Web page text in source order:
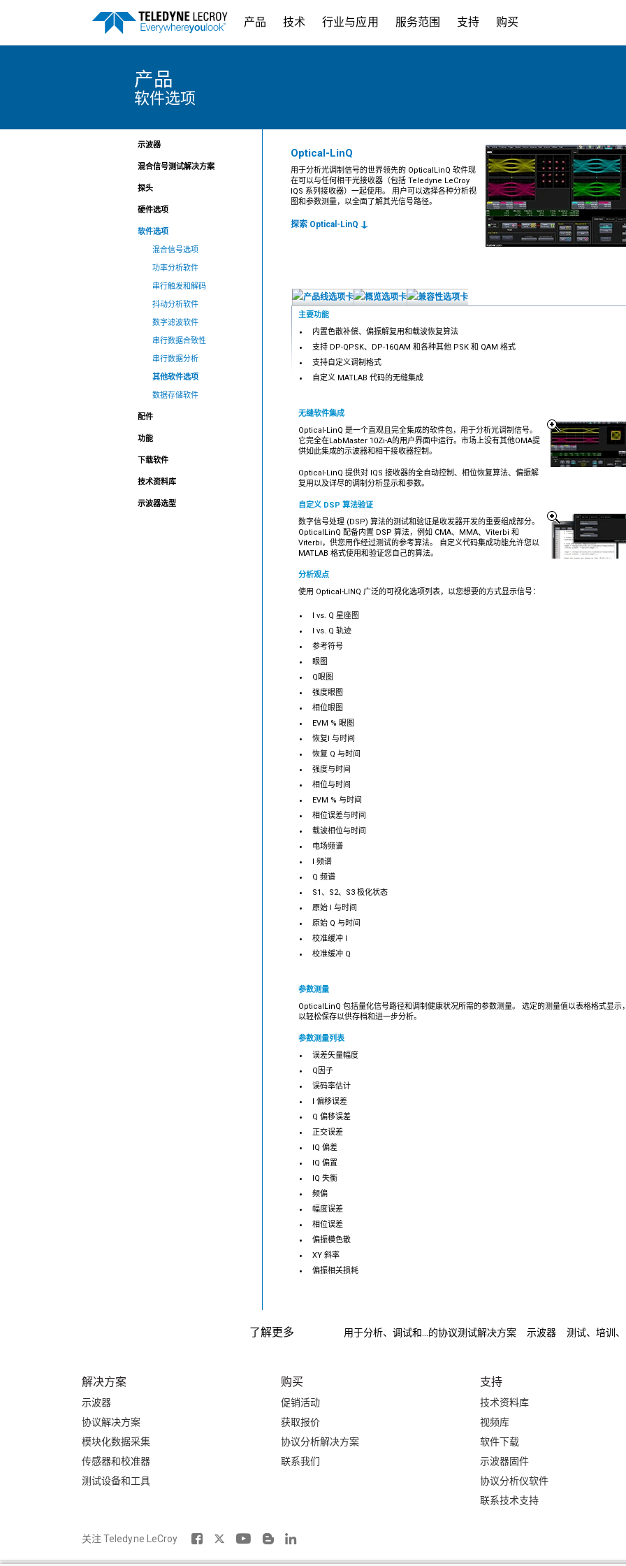
产品 技术 行业与应用 服务范围 支持 购买
产品
软件选项
Optical-LinQ
用于分析光调制信号的世界领先的 OpticalLinQ 软件现
在可以与任何相干光接收器（包括 Teledyne LeCroy
IQS 系列接收器）一起使用。 用户可以选择各种分析视
图和参数测量，以全面了解其光信号路径。
探索 Optical-LinQ
主要功能
内置色散补偿、偏振解复用和载波恢复算法
支持 DP-QPSK、DP-16QAM 和各种其他 PSK 和 QAM 格式
支持自定义调制格式
自定义 MATLAB 代码的无缝集成
无缝软件集成
Optical-LinQ 是一个直观且完全集成的软件包，用于分析光调制信号。
它完全在LabMaster 10Zi-A的用户界面中运行。市场上没有其他OMA提
供如此集成的示波器和相干接收器控制。
Optical-LinQ 提供对 IQS 接收器的全自动控制、相位恢复算法、偏振解
复用以及详尽的调制分析显示和参数。
自定义 DSP 算法验证
数字信号处理 (DSP) 算法的测试和验证是收发器开发的重要组成部分。
OpticalLinQ 配备内置 DSP 算法，例如 CMA、MMA、Viterbi 和
Viterbi，供您用作经过测试的参考算法。 自定义代码集成功能允许您以
MATLAB 格式使用和验证您自己的算法。
分析观点
使用 Optical-LINQ 广泛的可视化选项列表，以您想要的方式显示信号：
I vs. Q 星座图
I vs. Q 轨迹
参考符号
眼图
Q眼图
强度眼图
相位眼图
EVM % 眼图
恢复I 与时间
恢复 Q 与时间
强度与时间
相位与时间
EVM % 与时间
相位误差与时间
载波相位与时间
电场频谱
I 频谱
Q 频谱
S1、S2、S3 极化状态
原始 I 与时间
原始 Q 与时间
校准缓冲 I
校准缓冲 Q
参数测量
OpticalLinQ 包括量化信号路径和调制健康状况所需的参数测量。 选定的测量值以表格格式显示
以轻松保存以供存档和进一步分析。
参数测量列表
误差矢量幅度
Q因子
误码率估计
I 偏移误差
Q 偏移误差
正交误差
IQ 偏差
IQ 偏置
IQ 失衡
频偏
幅度误差
相位误差
偏振模色散
XY 斜率
偏振相关损耗
示波器
混合信号测试解决方案
探头
硬件选项
软件选项
混合信号选项
功率分析软件
串行触发和解码
抖动分析软件
数字滤波软件
串行数据合致性
串行数据分析
其他软件选项
数据存储软件
配件
功能
下载软件
技术资料库
示波器选型
了解更多 用于分析、调试和...的协议测试解决方案 示波器 测试、培训
解决方案
示波器
协议解决方案
模块化数据采集
传感器和校准器
测试设备和工具
购买
促销活动
获取报价
协议分析解决方案
联系我们
支持
技术资料库
视频库
软件下载
示波器固件
协议分析仪软件
联系技术支持
关注 Teledyne LeCroy